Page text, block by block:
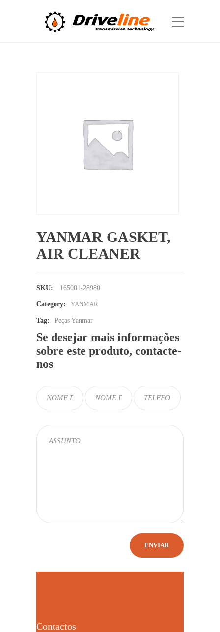
YANMAR GASKET,
AIR CLEANER
SKU: 165001-28980
Category: YANMAR
Tag: Peças Yanmar
Se desejar mais informações
sobre este produto, contacte-
nos
Contactos